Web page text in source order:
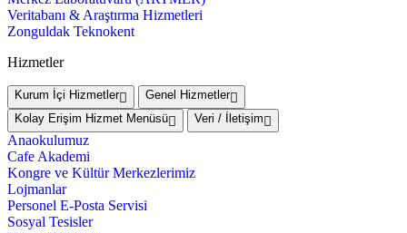
Veritabanı & Araştırma Hizmetleri
Zonguldak Teknokent
Hizmetler
Kurum İçi Hizmetler
Genel Hizmetler
Kolay Erişim Hizmet Menüsü
Veri / İletişim
Anaokulumuz
Cafe Akademi
Kongre ve Kültür Merkezlerimiz
Lojmanlar
Personel E-Posta Servisi
Sosyal Tesisler